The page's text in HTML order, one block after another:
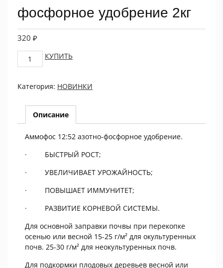
фосфорное удобрение 2кг
320 ₽
Аммофос
азотно-
удобрение
quantity
КУПИТЬ
Категория: НОВИНКИ
Описание
Аммофос 12:52 азотно-фосфорное удобрение.
· БЫСТРЫЙ РОСТ;
· УВЕЛИЧИВАЕТ УРОЖАЙНОСТЬ;
· ПОВЫШАЕТ ИММУНИТЕТ;
· РАЗВИТИЕ КОРНЕВОЙ СИСТЕМЫ.
Для основной заправки почвы при перекопке
осенью или весной 15-25 г/м² для окультуренных
почв. 25-30 г/м² для неокультуренных почв.
Для подкормки плодовых деревьев весной или